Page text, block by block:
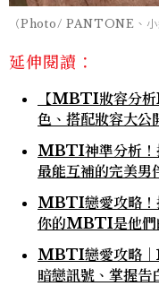
（Photo/ PANTONE、小
延伸閱讀：
【MBTI妝容分
色、搭配妝容大公
MBTI神準分析！
最能互補的完美男
MBTI戀愛攻略！
你的MBTI是他們
MBTI戀愛攻略｜
暗戀訊號、掌握告